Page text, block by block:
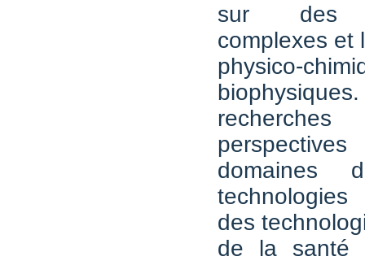
sur des
complexes et
physico-
domaines
technologies
des
de la santé